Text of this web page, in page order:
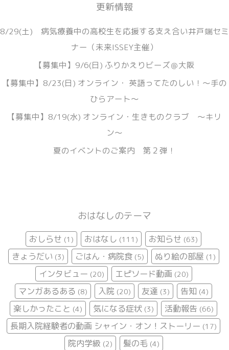
更新情報
8/29(土) 病気療養中の高校生を応援する支え合い井戸端セミ
ナー（未来ISSEY主催）
【募集中】9/6(日) ふりかえりビーズ＠大阪
【募集中】8/23(日) オンライン・ 英語ってたのしい！〜手の
ひらアート〜
【募集中】8/19(水) オンライン・生きものクラブ 〜キリ
ン〜
夏のイベントのご案内 第２弾！
おはなしのテーマ
おしらせ (1) おはなし (111) お知らせ (63)
きょうだい (3) ごはん・病院食(5) ぬり絵の部屋 (1)
インタビュー (20) エピソード動画 (20)
マンガあるある (8) 入院 (20) 友達 (3) 告知 (4)
楽しかったこと (4) 気になる症状 (3) 活動報告 (66)
長期入院経験者の動画 シャイン・オン！ストーリー (17)
院内学級 (2) 髪の毛 (4)